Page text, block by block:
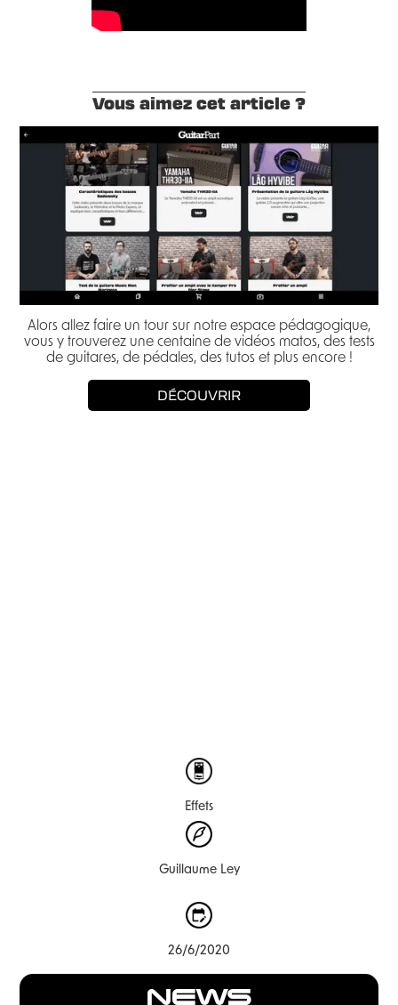
NEWS
Vous aimez cet article ?
Alors allez faire un tour sur notre espace pédagogique,
vous y trouverez une centaine de vidéos matos, des tests
de guitares, de pédales, des tutos et plus encore !
DÉCOUVRIR
Effets
Guillaume Ley
26/6/2020